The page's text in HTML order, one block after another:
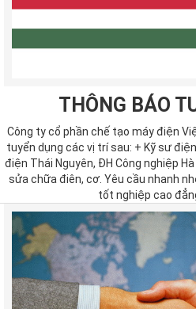
THÔNG BÁO
Công ty cổ phần chế tạo máy điện
tuyển dụng các vị trí sau: + Kỹ sư
điện Thái Nguyên, ĐH Công nghiệp
sửa chữa điên, cơ. Yêu cầu nhanh
tốt nghiệp cao